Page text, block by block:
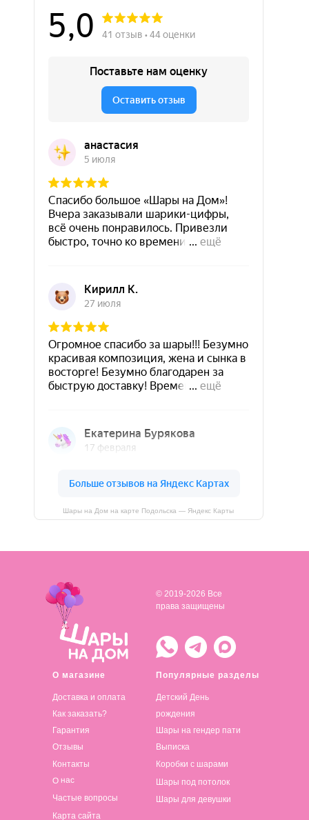
Шары на Дом на карте Подольска — Яндекс Карты
О магазине
Доставка и оплата
Популярные разделы
Детский День
рождения
© 2019-2026 Все
права защищены
Как заказать?
Гарантия
Отзывы
Контакты
О нас
Частые вопросы
Карта сайта
Шары на гендер пати
Выписка
Коробки с шарами
Шары под потолок
Шары для девушки